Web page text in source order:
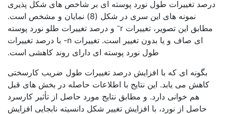
درصد تغییرات طول نورد پوسته ای بر شاخص های شکل پذیری
نمونه های این سری در شکل (8) نمایان و مشخص است.
مطابق این تصویر، تغییرات r
– و درصد تغییرات طلو نورد پوسته
ای صاف و یا بدون تغییر است. تغییرات n- با درصد تغییرات
طول نورد پوسته ای دارای روند کاهشی است.
بگونه ای که با افزایش درصد تغییرات طول ضریب کارسختی
کاهش می یابد. این نتایج با اطلاعات حاصله در بخش های قبل
هم خوانی دارد. و مطابق نتایج مورد حاصل از تأثیر کارسرد
حاصل از نورد، با افزایش تغییر شکل دانسیته نابجایی افزایش